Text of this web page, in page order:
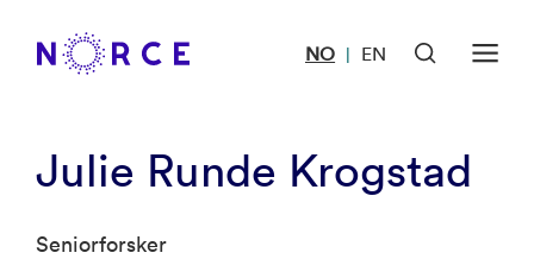
NO | EN
Julie Runde Krogstad
Seniorforsker